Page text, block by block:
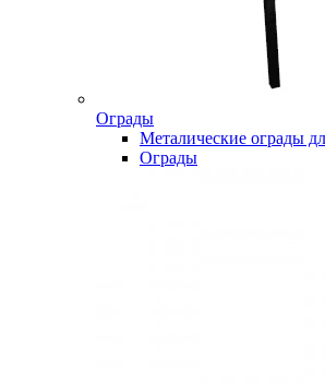
Ограды
Металические ограды
Ограды